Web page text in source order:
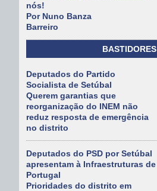
nós!
Por Nuno Banza
Barreiro
BASTIDORES
Deputados do Partido
Socialista de Setúbal
Querem garantias que
reorganização do INEM não
reduz resposta de emergência
no distrito
Deputados do PSD por Setúbal
apresentam à Infraestruturas de
Portugal
Prioridades do distrito em